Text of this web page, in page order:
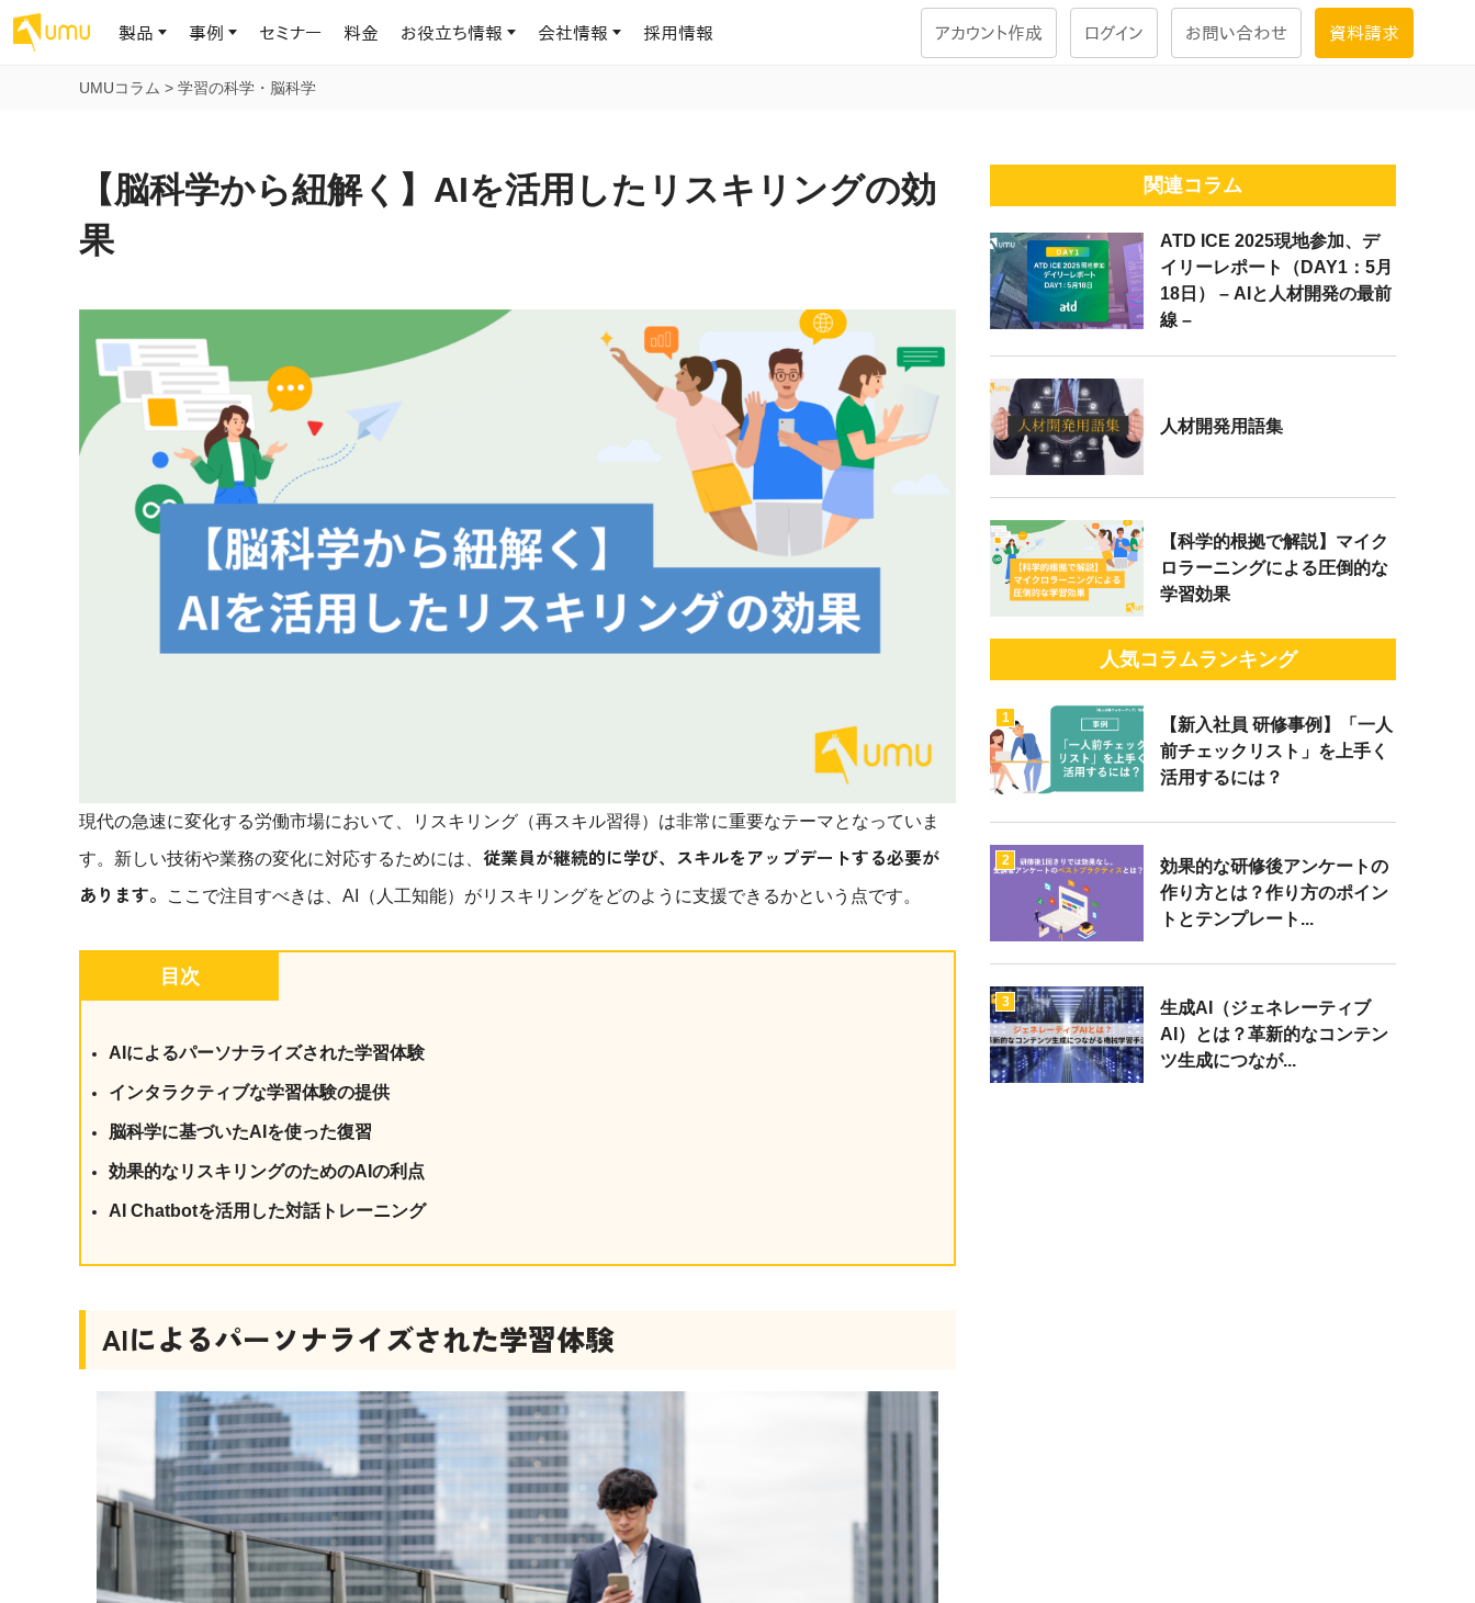
製品
AIリテラシーコース
大規模言語モデル時代のAIリテラ
シー養成オンラインコース
まで。AIを使いこなすプロンプトリテ
ラシーの習得
AIリテラシー アセスメント
企業のAIリテラシーを可視化し、組
織変革を推進する人材の発掘・育
AI人材育成：次世代トップセー
営業担当者のAI活用力を高め、成
AI人材育成：タイムマネジメント
断。 時間の管理からエネルギーの
AI人材育成：プロジェクトマネ
ジメント
戦略を立案。組織を巻き込み、成果
AI人材育成：HRエンパワーメ
AIでオペレーション業務から解放。
人と向き合い、組織を変える戦略人
AIロープレ
学習の科学に基づくAIロープレで、
AIとの対話トレーニングによる、効
果的な会話パターンの習得。マネー
マネジメント課題を特定。個別フィ
ードバックでスキルを定着
製品紹介や営業トレーニングといっ
た、重要なビジネスプレゼンに最適
化されたPPTスピーチ練習
AIバーチャル講師の動画をワンクリ
ックで作成。企業研修やマニュアル
スタント
グ
ラーニングプラットフォーム
OJTの教育と学習
アセスメント
ラーニングサークル
セキュリティー
学習ツール
試験を受ける
大画面インタラクション
事例
お客様の課題解決のプロセスと成果を、インタビュー記事でご紹介し
お客様の声
導入企業一覧
2.8万社以上が導入した信頼と実績の一覧を、こちらでご覧いただけ
セミナー 料金 お役立ち情報
AI活用や人材育成に役立つ、課題解決のための資料を無料でご提
お知らせ
UMUコースマーケット
プロが作成した質の高い研修コースを購入し、即座に自社で導入で
専門家がAIや組織開発を深掘り解説する、実践に役立つナレッジで
す
サービスのご利用方法や料金など、多く寄せられるご質問にお答えし
会社情報
世界203カ国・国内28,000社以上の導入実績と基本情報
私たちについて
ミッション・ビジョン、社名に込められた想い
AI時代に、人間の可能性を拡張する。学びと人的資本の未来
代表・顧問
代表と各分野の顧問・アドバイザーをご紹介
ISO認証取得済み。最高水準のセキュリティ体制
採用情報 アカウント作成 ログイン お問い合わせ 資料請求
UMUコラム > 学習の科学・脳科学
【脳科学から紐解く】AIを活用したリスキリングの効
果
現代の急速に変化する労働市場において、リスキリング（再スキル習得）は非常に重要なテーマとなっていま
す。新しい技術や業務の変化に対応するためには、 従業員が継続的に学び、スキルをアップデートする必要が
あります。
ここで注目すべきは、AI（人工知能）がリスキリングをどのように支援できるかという点です。
目次
AIによるパーソナライズされた学習体験
インタラクティブな学習体験の提供
脳科学に基づいたAIを使った復習
効果的なリスキリングのためのAIの利点
AI Chatbotを活用した対話トレーニング
AIによるパーソナライズされた学習体験
関連コラム
ATD ICE 2025現地参加、デ
イリーレポート（DAY1：5月
18日） – AIと人材開発の最前
線 –
人材開発用語集
【科学的根拠で解説】マイク
ロラーニングによる圧倒的な
学習効果
人気コラムランキング
1
【新入社員 研修事例】「一人
前チェックリスト」を上手く
活用するには？
2
効果的な研修後アンケートの
作り方とは？作り方のポイン
トとテンプレート...
3
生成AI（ジェネレーティブ
AI）とは？革新的なコンテン
ツ生成につなが...